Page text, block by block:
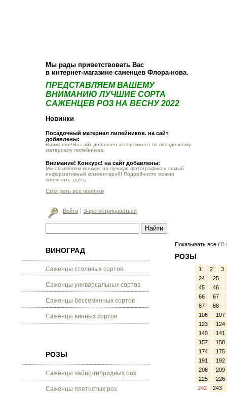
Мы рады приветствовать Вас
в интернет-магазине саженцев Флора-нова.
ПРЕДСТАВЛЯЕМ ВАШЕМУ
ВНИМАНИЮ ЛУЧШИЕ СОРТА
САЖЕНЦЕВ РОЗ НА ВЕСНУ 2022
Новинки
Посадочный материал лилейников. на сайт
добавлены:
Внимание!На сайт добавлен ассортимент по посадочному
материалу лилейников.
Внимание! Конкурс! на сайт добавлены:
Мы объявляем конкурс на лучшую фотографию и самый
информативный комментарий! Подробности можно
прочитать здесь
Смотреть все новинки
Войти Зарегистрироваться
ВИНОГРАД
Саженцы столовых сортов
Саженцы универсальных сортов
Саженцы бессемянных сортов
Саженцы винных сортов
РОЗЫ
Саженцы чайно-гибридных роз
Саженцы плетистых роз
Показывать все / В
РОЗЫ
1 2
3
24
25
45
46
66
67
87
88
106
107
123
124
140
141
157
158
174
175
191
192
208
209
225
226
242
243